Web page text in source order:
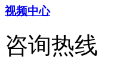
视频中心
咨询热线